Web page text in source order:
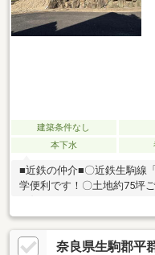
建築条件なし
本下水
■近鉄の仲介■〇近鉄生駒線
学便利です！〇土地約75坪
お好きなハウスメーカーや
位置しており通風眺望良好
（きむら）までお申し付け
奈良県生駒郡平